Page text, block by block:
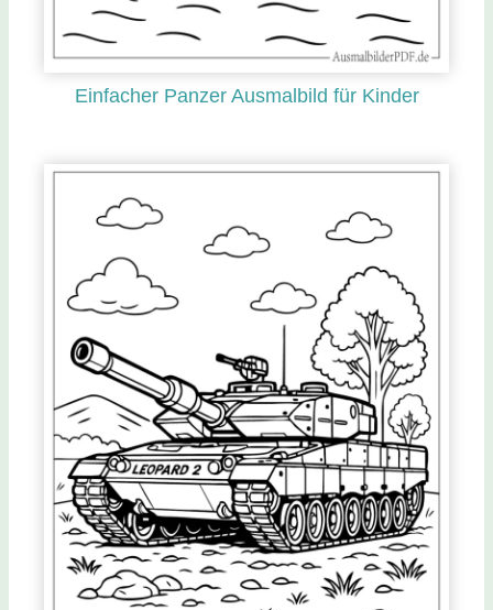
Einfacher Panzer Ausmalbild für Kinder